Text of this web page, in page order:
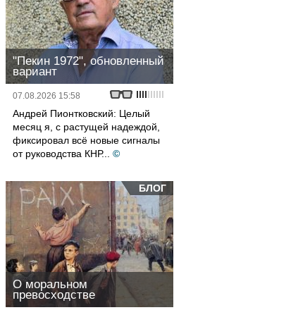
"Пекин 1972", обновленный
вариант
07.08.2026 15:58
Андрей Пионтковский: Целый
месяц я, с растущей надеждой,
фиксировал всё новые сигналы
от руководства КНР...
©
БЛОГ
О моральном
превосходстве